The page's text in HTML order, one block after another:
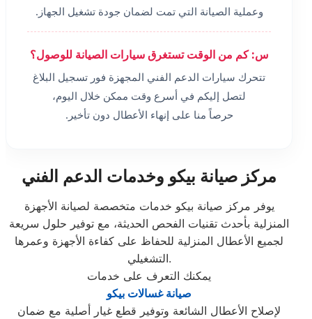
وعملية الصيانة التي تمت لضمان جودة تشغيل الجهاز.
س: كم من الوقت تستغرق سيارات الصيانة للوصول؟
تتحرك سيارات الدعم الفني المجهزة فور تسجيل البلاغ
لتصل إليكم في أسرع وقت ممكن خلال اليوم،
حرصاً منا على إنهاء الأعطال دون تأخير.
مركز صيانة بيكو وخدمات الدعم الفني
يوفر مركز صيانة بيكو خدمات متخصصة لصيانة الأجهزة
المنزلية بأحدث تقنيات الفحص الحديثة، مع توفير حلول سريعة
لجميع الأعطال المنزلية للحفاظ على كفاءة الأجهزة وعمرها
التشغيلي.
يمكنك التعرف على خدمات
صيانة غسالات بيكو
لإصلاح الأعطال الشائعة وتوفير قطع غيار أصلية مع ضمان